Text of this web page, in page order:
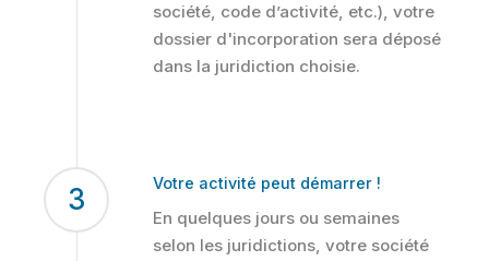
société, code d’activité, etc.), votre
dossier d'incorporation sera déposé
dans la juridiction choisie.
3 Votre activité peut démarrer !
En quelques jours ou semaines
selon les juridictions, votre société